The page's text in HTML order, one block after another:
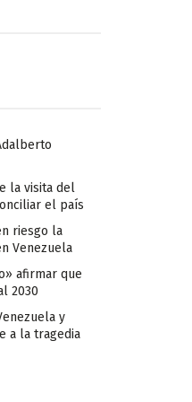
la visita del
el país
riesgo la
Venezuela
afirmar que
2030
y
a la tragedia